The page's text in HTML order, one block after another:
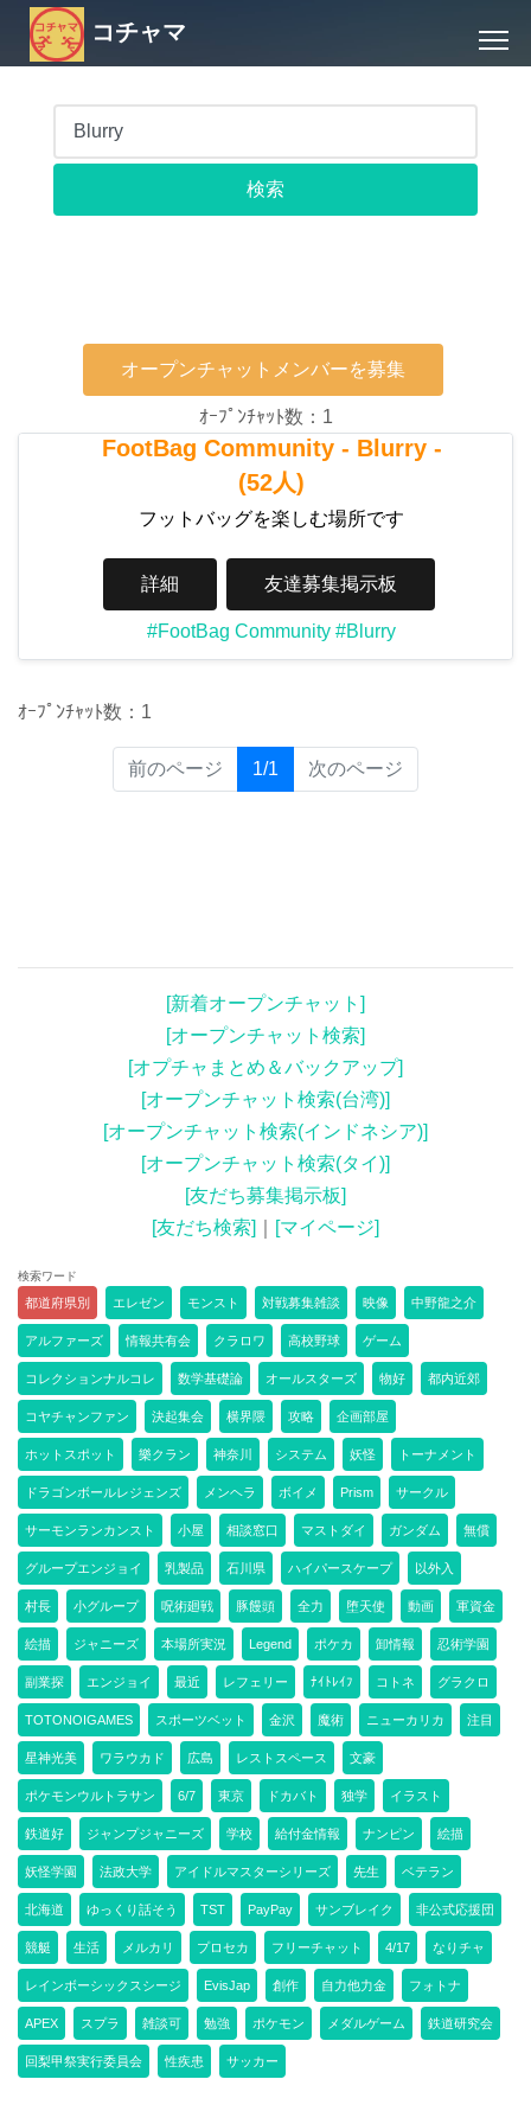
コチャマ
オープンチャットメンバーを募集
ｵｰﾌﾟﾝﾁｬｯﾄ数：1
FootBag Community - Blurry -
(52人)
フットバッグを楽しむ場所です
詳細 友達募集掲示板
#FootBag Community #Blurry
ｵｰﾌﾟﾝﾁｬｯﾄ数：1
前のページ 1/1 (current)
次のページ
[新着オープンチャット]
[オープンチャット検索]
[オプチャまとめ＆バックアップ]
[オープンチャット検索(台湾)]
[オープンチャット検索(インドネシア)]
[オープンチャット検索(タイ)]
[友だち募集掲示板]
[友だち検索]
[マイページ]
検索ワード
都道府県別 エレゼン モンスト 対戦募集雑談 映像 中野龍之介
アルファーズ 情報共有会 クラロワ 高校野球 ゲーム
コレクションナルコレ 数学基礎論 オールスターズ 物好 都内近郊
コヤチャンファン 決起集会 横界隈 攻略 企画部屋
ホットスポット 樂クラン 神奈川 システム 妖怪 トーナメント
ドラゴンボールレジェンズ メンヘラ ボイメ Prism サークル
サーモンランカンスト 小屋 相談窓口 マストダイ ガンダム 無償
グループエンジョイ 乳製品 石川県 ハイパースケープ 以外入
村長 小グループ 呪術廻戦 豚饅頭 全力 堕天使 動画 軍資金
絵描 ジャニーズ 本場所実況 Legend ポケカ 卸情報 忍術学園
副業探 エンジョイ 最近 レフェリー ﾅｲﾄﾚｲﾌ コトネ グラクロ
TOTONOIGAMES スポーツベット 金沢 魔術 ニューカリカ 注目
星神光美 ワラウカド 広島 レストスペース 文豪
ポケモンウルトラサン 6/7 東京 ドカバト 独学 イラスト
鉄道好 ジャンプジャニーズ 学校 給付金情報 ナンピン 絵描
妖怪学園 法政大学 アイドルマスターシリーズ 先生 ベテラン
北海道 ゆっくり話そう TST PayPay サンブレイク 非公式応援団
競艇 生活 メルカリ プロセカ フリーチャット 4/17 なりチャ
レインボーシックスシージ EvisJap 創作 自力他力金 フォトナ
APEX スプラ 雑談可 勉強 ポケモン メダルゲーム 鉄道研究会
回梨甲祭実行委員会 性疾患 サッカー